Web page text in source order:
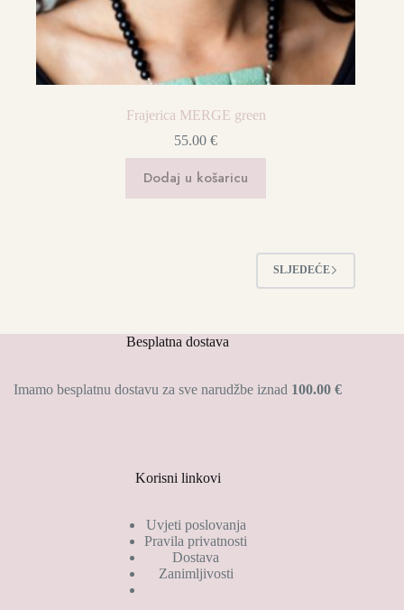
Frajerica MERGE green
55.00€
Dodaj u košaricu
SLJEDEĆE
Besplatna dostava
Imamo besplatnu dostavu za sve narudžbe iznad 100.00 €
Korisni linkovi
Uvjeti poslovanja
Pravila privatnosti
Dostava
Zanimljivosti